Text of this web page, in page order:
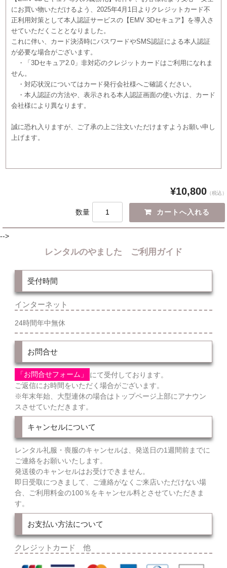
にお買い物いただけるよう、2025年4月1日よりクレジットカード不
正利用対策として本人認証サービスの【EMV 3Dセキュア】を導入さ
せていただくこととなりました。
これに伴い、カード決済時にパスワードやSMS認証による本人認証
が必要な場合がございます。
・「3Dセキュア2.0」非対応のクレジットカードはご利用になれま
せん。
・対応状況についてはカード発行会社様へご確認ください。
・本人認証の方法や、表示される本人認証画面の使い方は、カード
会社様により異なります。
誠に恐れ入りますが、ご了承の上ご注文いただけますようお願い申し
上げます。
¥10,800 （税込）
数量
-->
レンタルのやました ご利用ガイド
受付時間
インターネット
24時間年中無休
お問合せ
「お問合せフォーム」
にて受付しております。
ご返信にお時間をいただく場合がございます。
※年末年始、大型連休の場合はトップページ上部にアナウン
スさせていただきます。
キャンセルについて
レンタル礼服・喪服のキャンセルは、発送日の1週間前までに
ご連絡をお願いいたします。
発送後のキャンセルはお受けできません。
即日受取につきまして、ご連絡がなくご来店いただけない場
合、ご利用料金の100％をキャンセル料とさせていただきま
す。
お支払い方法について
クレジットカード 他